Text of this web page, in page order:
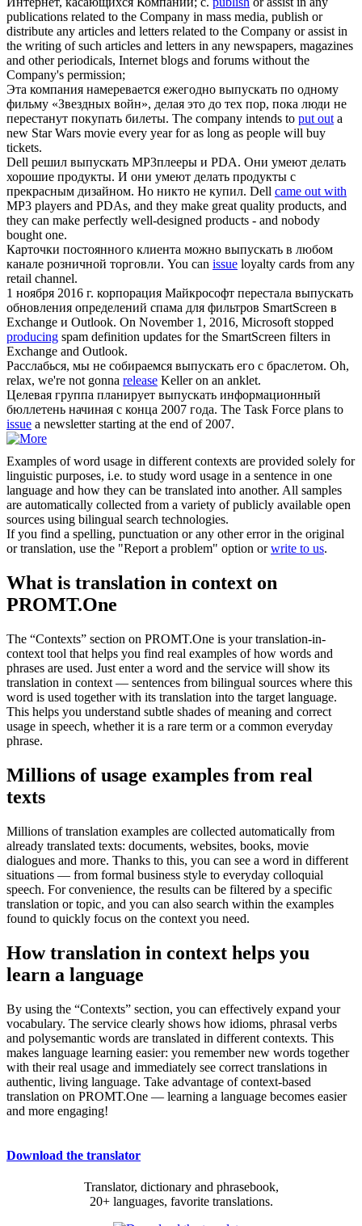
publications related to the Company in mass media, publish or
distribute any articles and letters related to the Company or assist in
the writing of such articles and letters in any newspapers, magazines
and other periodicals, Internet blogs and forums without the
Company's permission;
Эта компания намеревается ежегодно выпускать по одному
фильму «Звездных войн», делая это до тех пор, пока люди не
перестанут покупать билеты. The company intends to put outa
new Star Wars movie every year for as long as people will buy
tickets.
Dell решил выпускать МР3плееры и PDA. Они умеют делать
хорошие продукты. И они умеют делать продукты с
прекрасным дизайном. Но никто не купил. Dell came out with
MP3 players and PDAs, and they make great quality products, and
they can make perfectly well-designed products - and nobody
bought one.
Карточки постоянного клиента можно выпускать в любом
канале розничной торговли. You can issue loyalty cards from any
retail channel.
1 ноября 2016 г. корпорация Майкрософт перестала выпускать
обновления определений спама для фильтров SmartScreen в
Exchange и Outlook. On November 1, 2016, Microsoft stopped
producing spam definition updates for the SmartScreen filters in
Exchange and Outlook.
Расслабься, мы не собираемся выпускать его с браслетом. Oh,
relax, we're not gonna release Keller on an anklet.
Целевая группа планирует выпускать информационный
бюллетень начиная с конца 2007 года. The Task Force plans to
issue a newsletter starting at the end of 2007.
Examples of word usage in different contexts are provided solely for
linguistic purposes, i.e. to study word usage in a sentence in one
language and how they can be translated into another. All samples
are automatically collected from a variety of publicly available open
sources using bilingual search technologies.
If you find a spelling, punctuation or any other error in the original
or translation, use the "Report a problem" option orwrite to us.
What is translation in context on
PROMT.One
The “Contexts” section on PROMT.One is your translation-in-
context tool that helps you find real examples of how words and
phrases are used. Just enter a word and the service will show its
translation in context — sentences from bilingual sources where this
word is used together with its translation into the target language.
This helps you understand subtle shades of meaning and correct
usage in speech, whether it is a rare term or a common everyday
phrase.
Millions of usage examples from real
texts
Millions of translation examples are collected automatically from
already translated texts: documents, websites, books, movie
dialogues and more. Thanks to this, you can see a word in different
situations — from formal business style to everyday colloquial
speech. For convenience, the results can be filtered by a specific
translation or topic, and you can also search within the examples
found to quickly focus on the context you need.
How translation in context helps you
learn a language
By using the “Contexts” section, you can effectively expand your
vocabulary. The service clearly shows how idioms, phrasal verbs
and polysemantic words are translated in different contexts. This
makes language learning easier: you remember new words together
with their real usage and immediately see correct translations in
authentic, living language. Take advantage of context-based
translation on PROMT.One — learning a language becomes easier
and more engaging!
Download the translator
Translator, dictionary and phrasebook,
20+ languages, favorite translations.